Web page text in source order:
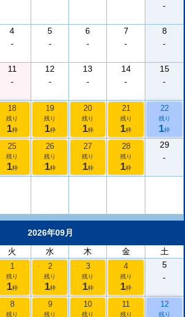
-
4
-
5
-
6
-
7
-
8
-
11
-
12
-
13
-
14
-
15
-
18
残り
1枠
19
残り
1枠
20
残り
1枠
21
残り
1枠
22
残り
1枠
25
残り
1枠
26
残り
1枠
27
残り
1枠
28
残り
1枠
29
-
2026年09月
火 水 木 金 土
1
残り
1枠
2
残り
1枠
3
残り
1枠
4
残り
1枠
5
-
8
残り
9
残り
10
残り
11
残り
12
残り